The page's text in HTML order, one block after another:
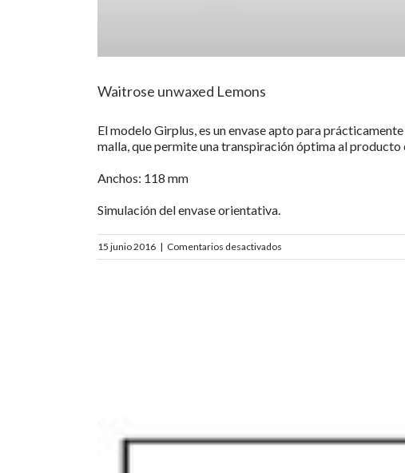
Waitrose unwaxed Lemons
El modelo Girplus, es un envase apto para
malla, que permite una transpiración óptima al
Anchos: 118 mm
Simulación del envase orientativa.
15 junio 2016 | Comentarios desactivados
Waitrose